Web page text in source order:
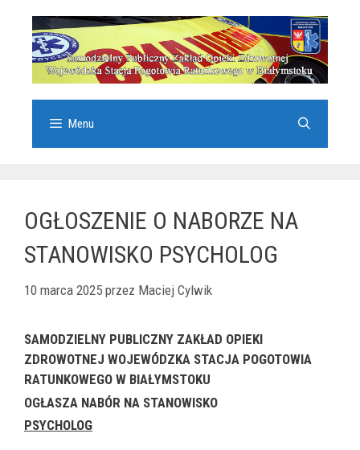
Menu
OGŁOSZENIE O NABORZE NA
STANOWISKO PSYCHOLOG
10 marca 2025 przez Maciej Cylwik
SAMODZIELNY PUBLICZNY ZAKŁAD OPIEKI
ZDROWOTNEJ WOJEWÓDZKA STACJA POGOTOWIA
RATUNKOWEGO W BIAŁYMSTOKU
OGŁASZA NABÓR NA STANOWISKO
PSYCHOLOG